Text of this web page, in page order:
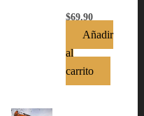
$69.90
Añadir
al
carrito